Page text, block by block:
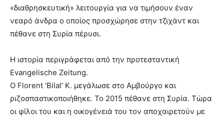
«διαθρησκευτική» λειτουργία για να τιμήσουν έναν
νεαρό άνδρα ο οποίος προσχώρησε στην τζιχάντ και
πέθανε στη Συρία πέρυσι.
Η ιστορία περιγράφεται από την προτεσταντική
Evangelische Zeitung.
Ο Florent ‘Bilal’ K. μεγάλωσε στο Αμβούργο και
ριζοσπαστικοποιήθηκε. Το 2015 πέθανε στη Συρία. Τώρα
οι φίλοι του και η οικογένειά του τον αποχαιρετούν με